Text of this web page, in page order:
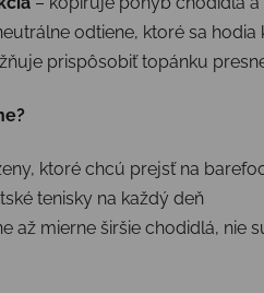
odtiene, ktoré sa hodia
prispôsobiť topánku
ktoré chcú prejsť na
tenisky na každý deň
až mierne širšie chodidlá, nie